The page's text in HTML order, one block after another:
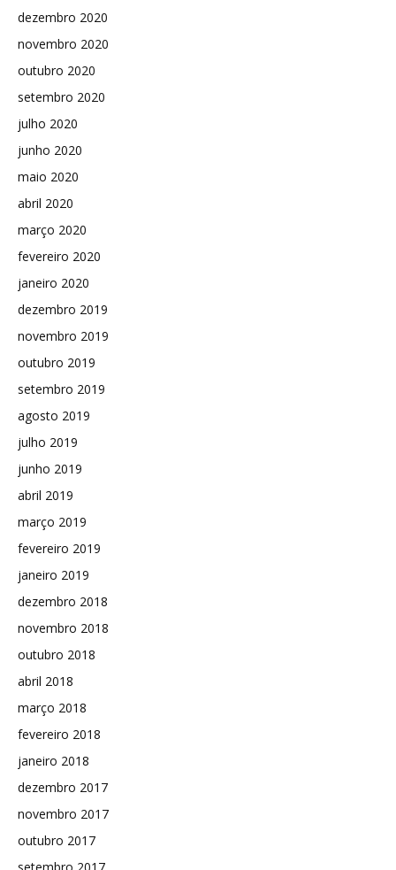
dezembro 2020
novembro 2020
outubro 2020
setembro 2020
julho 2020
junho 2020
maio 2020
abril 2020
março 2020
fevereiro 2020
janeiro 2020
dezembro 2019
novembro 2019
outubro 2019
setembro 2019
agosto 2019
julho 2019
junho 2019
abril 2019
março 2019
fevereiro 2019
janeiro 2019
dezembro 2018
novembro 2018
outubro 2018
abril 2018
março 2018
fevereiro 2018
janeiro 2018
dezembro 2017
novembro 2017
outubro 2017